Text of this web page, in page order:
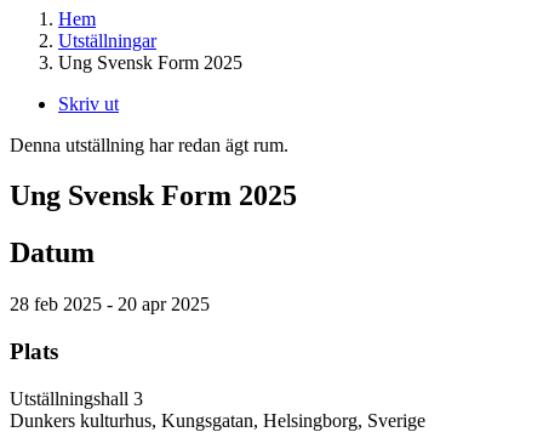
Hem
Utställningar
Ung Svensk Form 2025
Skriv ut
Denna utställning har redan ägt rum.
Ung Svensk Form 2025
Datum
28 feb 2025 - 20 apr 2025
Plats
Utställningshall 3
Dunkers kulturhus, Kungsgatan, Helsingborg, Sverige